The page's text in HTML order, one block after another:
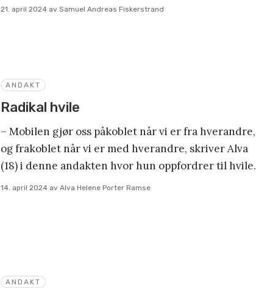
21. april 2024 av Samuel Andreas Fiskerstrand
ANDAKT
Radikal hvile
– Mobilen gjør oss påkoblet når vi er fra hverandre,
og frakoblet når vi er med hverandre, skriver Alva
(18) i denne andakten hvor hun oppfordrer til hvile.
14. april 2024 av Alva Helene Porter Ramse
ANDAKT